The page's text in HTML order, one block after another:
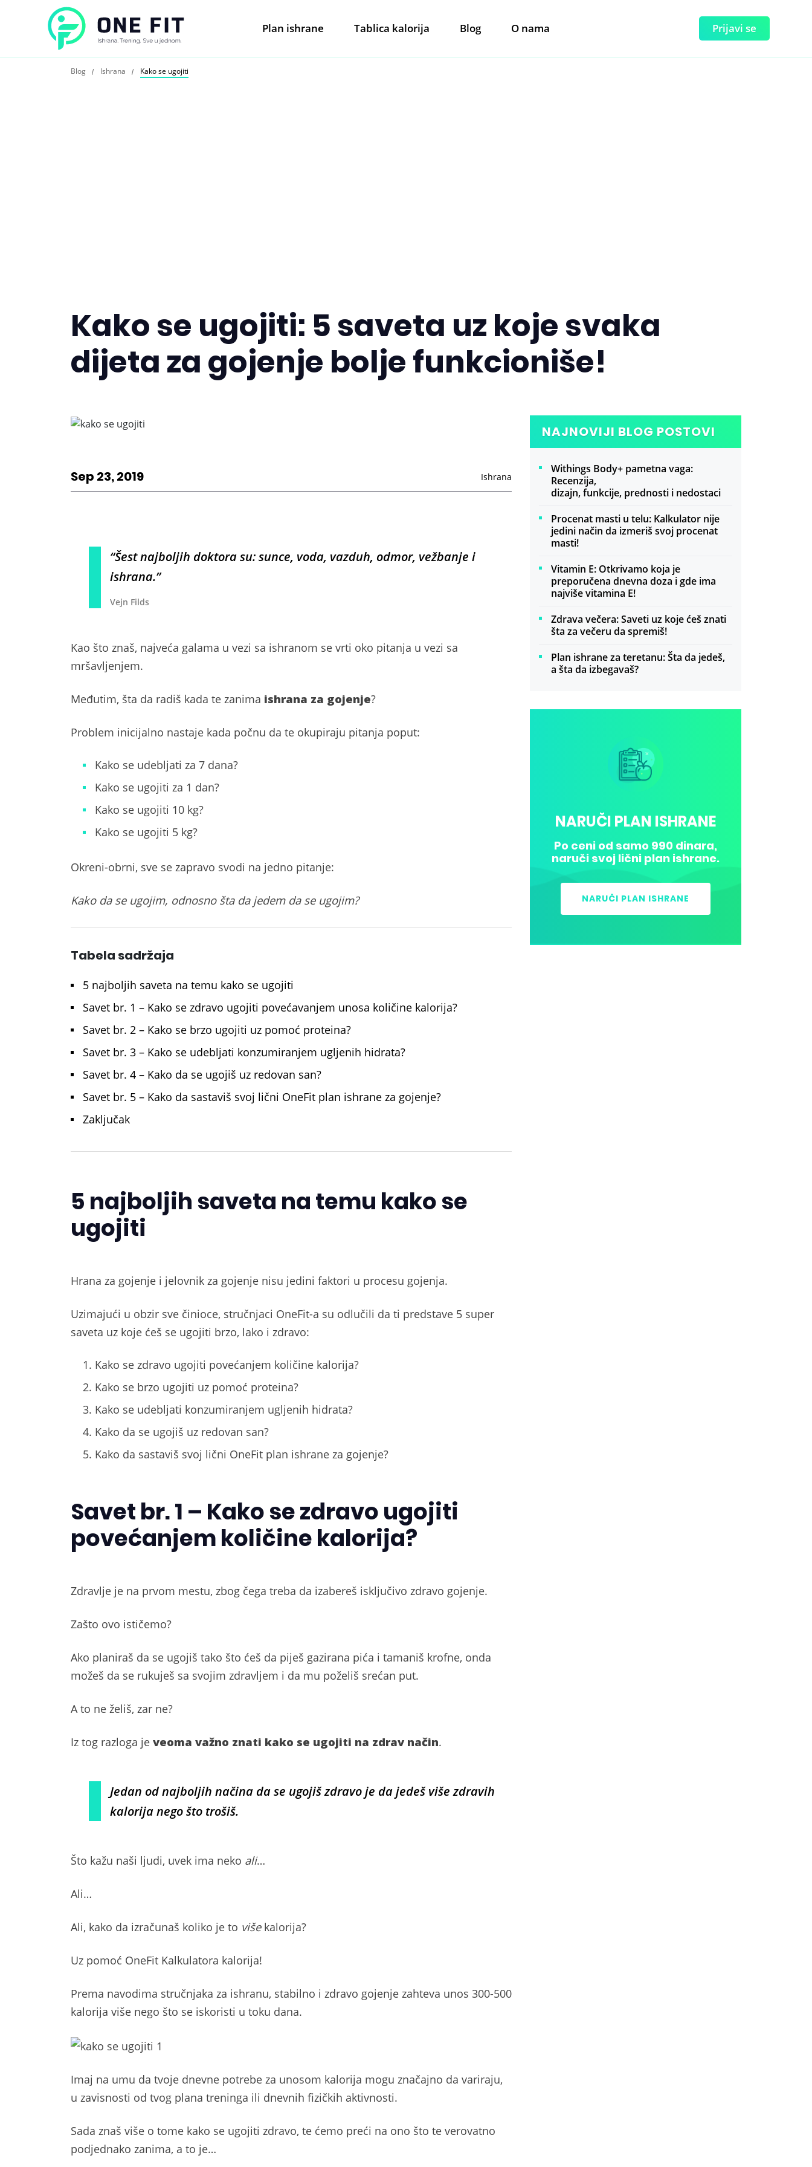
Plan ishrane Tablica kalorija Blog O nama Prijavi se
Blog Ishrana Kako se ugojiti
Kako se ugojiti: 5 saveta uz koje svaka
dijeta za gojenje bolje funkcioniše!
Sep 23, 2019 Ishrana
“Šest najboljih doktora su: sunce, voda, vazduh, odmor, vežbanje i
ishrana.”
Vejn Filds
Kao što znaš, najveća galama u vezi sa ishranom se vrti oko pitanja u vezi sa
mršavljenjem.
Međutim, šta da radiš kada te zanima ishrana za gojenje?
Problem inicijalno nastaje kada počnu da te okupiraju pitanja poput:
Kako se udebljati za 7 dana?
Kako se ugojiti za 1 dan?
Kako se ugojiti 10 kg?
Kako se ugojiti 5 kg?
Okreni-obrni, sve se zapravo svodi na jedno pitanje:
Kako da se ugojim, odnosno šta da jedem da se ugojim?
Tabela sadržaja
5 najboljih saveta na temu kako se ugojiti
Savet br. 1 – Kako se zdravo ugojiti povećavanjem unosa količine kalorija?
Savet br. 2 – Kako se brzo ugojiti uz pomoć proteina?
Savet br. 3 – Kako se udebljati konzumiranjem ugljenih hidrata?
Savet br. 4 – Kako da se ugojiš uz redovan san?
Savet br. 5 – Kako da sastaviš svoj lični OneFit plan ishrane za gojenje?
Zaključak
5 najboljih saveta na temu kako se
ugojiti
Hrana za gojenje i jelovnik za gojenje nisu jedini faktori u procesu gojenja.
Uzimajući u obzir sve činioce, stručnjaci OneFit-a su odlučili da ti predstave 5 super
saveta uz koje ćeš se ugojiti brzo, lako i zdravo:
Kako se zdravo ugojiti povećanjem količine kalorija?
Kako se brzo ugojiti uz pomoć proteina?
Kako se udebljati konzumiranjem ugljenih hidrata?
Kako da se ugojiš uz redovan san?
Kako da sastaviš svoj lični OneFit plan ishrane za gojenje?
Savet br. 1 – Kako se zdravo ugojiti
povećanjem količine kalorija?
Zdravlje je na prvom mestu, zbog čega treba da izabereš isključivo zdravo gojenje.
Zašto ovo ističemo?
Ako planiraš da se ugojiš tako što ćeš da piješ gazirana pića i tamaniš krofne, onda
možeš da se rukuješ sa svojim zdravljem i da mu poželiš srećan put.
A to ne želiš, zar ne?
Iz tog razloga je veoma važno znati kako se ugojiti na zdrav način.
Jedan od najboljih načina da se ugojiš zdravo je da jedeš više zdravih
kalorija nego što trošiš.
Što kažu naši ljudi, uvek ima neko ali…
Ali…
Ali, kako da izračunaš koliko je to višekalorija?
Uz pomoć OneFit Kalkulatora kalorija!
Prema navodima stručnjaka za ishranu, stabilno i zdravo gojenje zahteva unos 300-500
kalorija više nego što se iskoristi u toku dana.
Imaj na umu da tvoje dnevne potrebe za unosom kalorija mogu značajno da variraju,
u zavisnosti od tvog plana treninga ili dnevnih fizičkih aktivnosti.
Sada znaš više o tome kako se ugojiti zdravo, te ćemo preći na ono što te verovatno
podjednako zanima, a to je…
NAJNOVIJI BLOG POSTOVI
Withings Body+ pametna vaga:
Recenzija,
dizajn, funkcije, prednosti i nedostaci
Procenat masti u telu: Kalkulator nije
jedini način da izmeriš svoj procenat
masti!
Vitamin E: Otkrivamo koja je
preporučena dnevna doza i gde ima
najviše vitamina E!
Zdrava večera: Saveti uz koje ćeš znati
šta za večeru da spremiš!
Plan ishrane za teretanu: Šta da jedeš,
a šta da izbegavaš?
NARUČI PLAN ISHRANE
Po ceni od samo 990 dinara,
naruči svoj lični plan ishrane.
NARUČI PLAN ISHRANE